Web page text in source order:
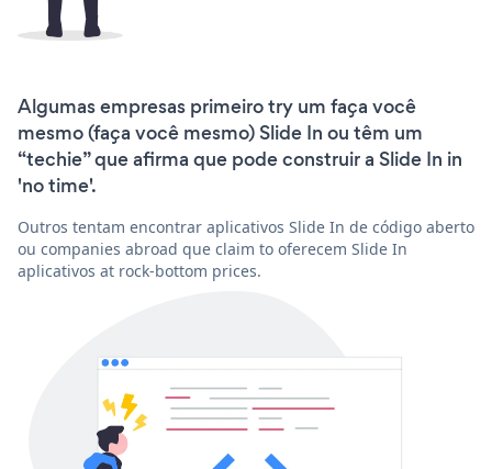
Algumas empresas primeiro try um faça você
mesmo (faça você mesmo) Slide In ou têm um
“techie” que afirma que pode construir a Slide In in
'no time'.
Outros tentam encontrar aplicativos Slide In de código aberto
ou companies abroad que claim to oferecem Slide In
aplicativos at rock-bottom prices.